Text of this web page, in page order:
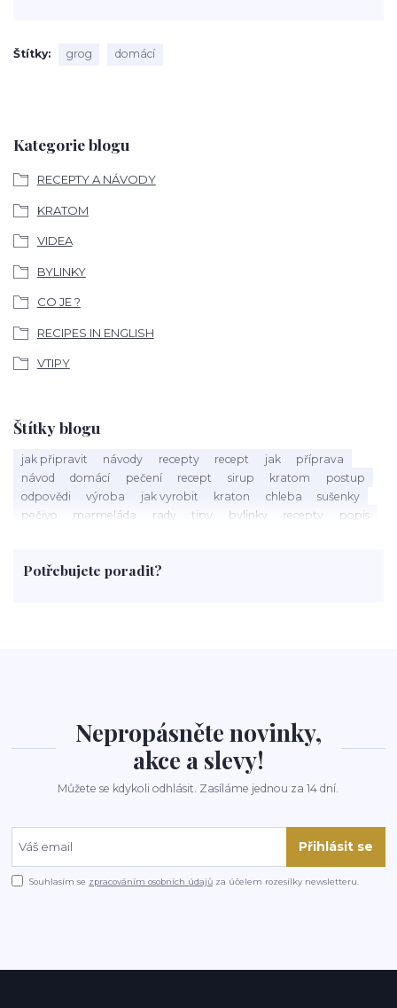
Kategorie blogu
RECEPTY A NÁVODY
KRATOM
VIDEA
BYLINKY
CO JE ?
RECIPES IN ENGLISH
VTIPY
Štítky blogu
jak připravit návody recepty recept jak
příprava
návod
domácí pečení recept sirup kratom
postup
odpovědi
výroba jak vyrobit kraton chleba
sušenky
pečivo
marmeláda rady tipy bylinky recepty
popis
rohlíky
grilování čaj
Potřebujete poradit?
Štítky grog domácí
Nepropásněte novinky,
akce a slevy!
Můžete se kdykoli odhlásit. Zasíláme jednou za 14 dní.
Přihlásit se
Souhlasím se zpracováním osobních údajů za účelem rozesílky newsletteru.